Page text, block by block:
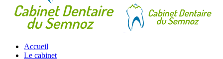
Accueil
Le cabinet